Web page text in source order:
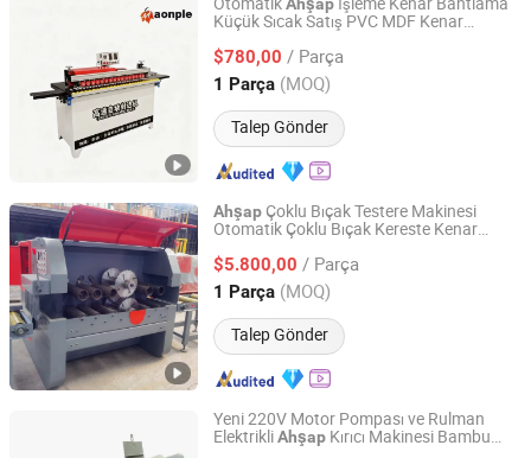
Küçük Sıcak Satış PVC MDF Kenar
Bantlama Makinesi
$780,00 / Parça
1 Parça (MOQ)
Talep Gönder
Qingdao Maonple Machinery Technology Co., Ltd.
Shandong, China Fiyat 2025
Ahşap Çoklu Bıçak Testere Makinesi
Otomatik Çoklu Bıçak Kereste Kenar
$5.800,00 / Parça
1 Parça (MOQ)
Talep Gönder
Shandong Zouping Shuanghuan Machinery
Manufacturing Co., Ltd.
Shandong, China Fiyat 2015
Yeni 220V Motor Pompası ve Rulman
ElektrikliAhşap Kırıcı Makinesi Bambu
Shandong Qufu Taifeng Mechanical Equipment Co., Ltd.